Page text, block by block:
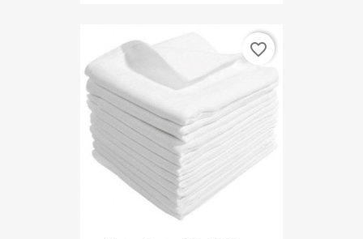
favorite_border